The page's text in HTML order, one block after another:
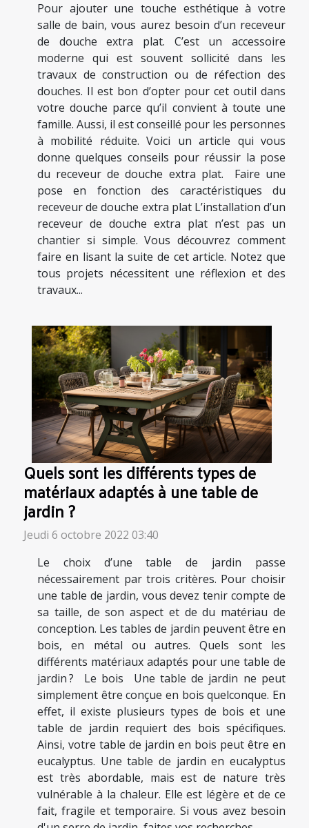
Pour ajouter une touche esthétique à votre
salle de bain, vous aurez besoin d’un receveur
de douche extra plat. C’est un accessoire
moderne qui est souvent sollicité dans les
travaux de construction ou de réfection des
douches. Il est bon d’opter pour cet outil dans
votre douche parce qu’il convient à toute une
famille. Aussi, il est conseillé pour les personnes
à mobilité réduite. Voici un article qui vous
donne quelques conseils pour réussir la pose
du receveur de douche extra plat. Faire une
pose en fonction des caractéristiques du
receveur de douche extra plat L’installation d’un
receveur de douche extra plat n’est pas un
chantier si simple. Vous découvrez comment
faire en lisant la suite de cet article. Notez que
tous projets nécessitent une réflexion et des
travaux...
Quels sont les différents types de
matériaux adaptés à une table de
jardin ?
Jeudi 6 octobre 2022 03:40
Le choix d’une table de jardin passe
nécessairement par trois critères. Pour choisir
une table de jardin, vous devez tenir compte de
sa taille, de son aspect et de du matériau de
conception. Les tables de jardin peuvent être en
bois, en métal ou autres. Quels sont les
différents matériaux adaptés pour une table de
jardin ? Le bois Une table de jardin ne peut
simplement être conçue en bois quelconque. En
effet, il existe plusieurs types de bois et une
table de jardin requiert des bois spécifiques.
Ainsi, votre table de jardin en bois peut être en
eucalyptus. Une table de jardin en eucalyptus
est très abordable, mais est de nature très
vulnérable à la chaleur. Elle est légère et de ce
fait, fragile et temporaire. Si vous avez besoin